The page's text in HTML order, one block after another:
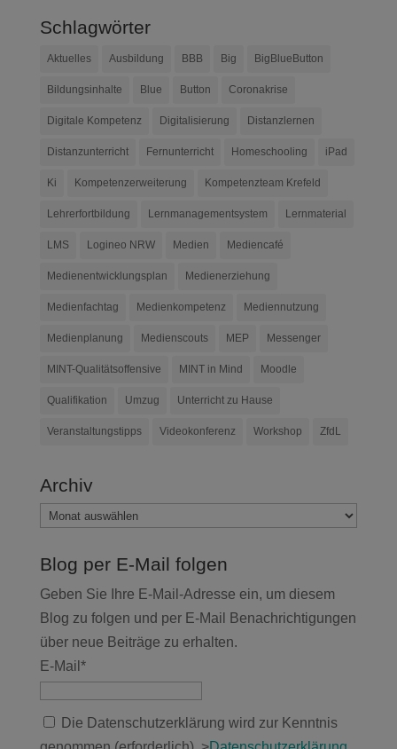
Schlagwörter
Aktuelles Ausbildung BBB Big BigBlueButton
Bildungsinhalte Blue Button Coronakrise
Digitale Kompetenz Digitalisierung Distanzlernen
Distanzunterricht Fernunterricht Homeschooling iPad
Ki Kompetenzerweiterung Kompetenzteam Krefeld
Lehrerfortbildung Lernmanagementsystem Lernmaterial
LMS Logineo NRW Medien Mediencafé
Medienentwicklungsplan Medienerziehung
Medienfachtag Medienkompetenz Mediennutzung
Medienplanung Medienscouts MEP Messenger
MINT-Qualitätsoffensive MINT in Mind Moodle
Qualifikation Umzug Unterricht zu Hause
Veranstaltungstipps Videokonferenz Workshop ZfdL
Archiv
Archiv
Blog per E-Mail folgen
Geben Sie Ihre E-Mail-Adresse ein, um diesem
Blog zu folgen und per E-Mail Benachrichtigungen
über neue Beiträge zu erhalten.
E-Mail*
Die Datenschutzerklärung wird zur Kenntnis